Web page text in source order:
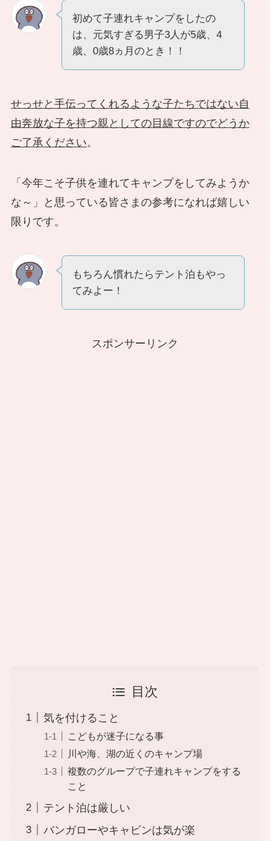
初めて子連れキャンプをしたの
は、元気すぎる男子3人が5歳、4
歳、0歳8ヵ月のとき！！
せっせと手伝ってくれるような子たちではない自
由奔放な子を持つ親としての目線ですのでどうか
ご了承ください。
「今年こそ子供を連れてキャンプをしてみようか
な～」と思っている皆さまの参考になれば嬉しい
限りです。
もちろん慣れたらテント泊もやっ
てみよー！
スポンサーリンク
目次
気を付けること
こどもが迷子になる事
川や海、湖の近くのキャンプ場
複数のグループで子連れキャンプをする
こと
テント泊は厳しい
バンガローやキャビンは気が楽